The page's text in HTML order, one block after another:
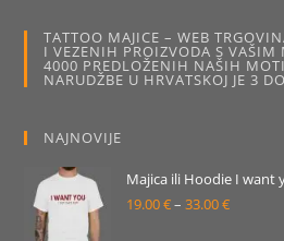
odabrati
na
stranici
proizvoda
TATTOO MAJICE – WEB
I VEZENIH PROIZVODA S
4000 PREDLOŽENIH NAŠIH
NARUDŽBE U HRVATSKOJ JE 3
NAJNOVIJE
Majica ili Hoodie I want
19.00€– 33.00€Raspon